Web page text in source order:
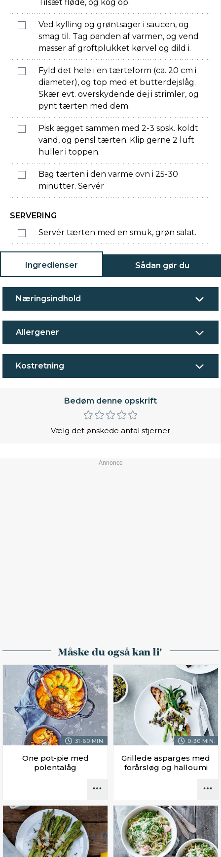
Tilsæt fløde, og kog op.
Ved kylling og grøntsager i saucen, og
smag til. Tag panden af varmen, og vend
masser af groftplukket kørvel og dild i.
Fyld det hele i en tærteform (ca. 20 cm i
diameter), og top med et butterdejslåg.
Skær evt. overskydende dej i strimler, og
pynt tærten med dem.
Pisk ægget sammen med 2-3 spsk. koldt
vand, og pensl tærten. Klip gerne 2 luft
huller i toppen.
Bag tærten i den varme ovn i 25-30
minutter. Servér
SERVERING
Servér tærten med en smuk, grøn salat.
Ingredienser Sådan gør du
Næringsindhold
Allergener
Kostretning
Bedøm denne opskrift
Vælg det ønskede antal stjerner
Måske du også kan li'
31-60 MIN.
One pot-pie med
polentalåg
0-30 MIN.
Grillede asparges med
forårsløg og halloumi